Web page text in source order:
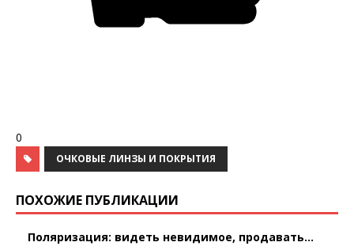
0
ОЧКОВЫЕ ЛИНЗЫ И ПОКРЫТИЯ
ПОХОЖИЕ ПУБЛИКАЦИИ
Поляризация: видеть невидимое, продавать...